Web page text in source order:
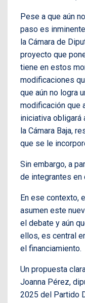
Pese a que aún
paso es
la Cámara de
proyecto que
tiene en estos
modificaciones
que aún no logra
modificación que
iniciativa obligará
la Cámara Baja,
que se le
Sin embargo, a
de integrantes en
En ese contexto,
asumen este
el debate y aún
ellos, es central
el financiamiento.
Un propuesta
Joanna Pérez,
2025 del Partido